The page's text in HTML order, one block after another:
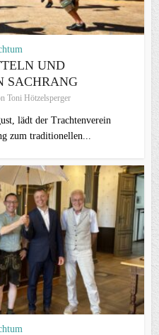
UND
SACHRANG
Toni Hötzelsperger
lädt der Trachtenverein
zum traditionellen...